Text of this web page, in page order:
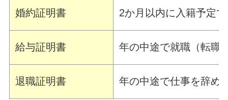
婚約証明書 2か月以内に入籍予定
給与証明書 年の中途で就職（転職
退職証明書 年の中途で仕事を辞め